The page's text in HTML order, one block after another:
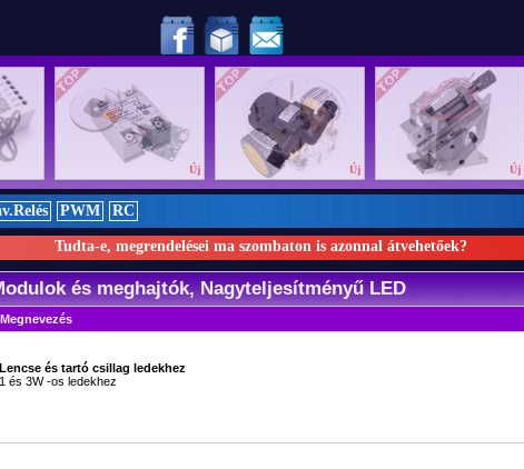
RMRC liga nemzetközi döntőjében!
Új Új Új
Tudta-e, megrendelései ma szombaton is azonnal átvehetőek?
PWM RC
és meghajtók, Nagyteljesítményű LED
Megnevezés
Lencse és tartó csillag ledekhez
1 és 3W -os ledekhez